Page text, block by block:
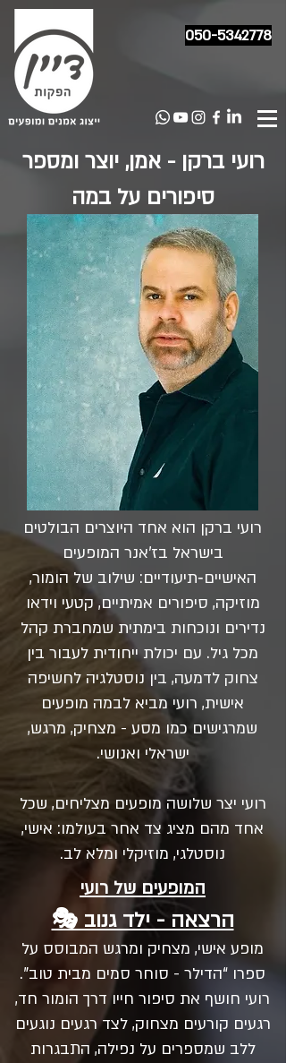
050-5342778
רועי ברקן - אמן, יוצר ומספר
סיפורים על במה
רועי ברקן הוא אחד היוצרים הבולטים
בישראל בז’אנר המופעים
האישיים‑תיעודיים: שילוב של הומור,
מוזיקה, סיפורים אמיתיים, קטעי וידאו
נדירים ונוכחות בימתית שמחברת קהל
מכל גיל. עם יכולת ייחודית לעבור בין
צחוק לדמעה, בין נוסטלגיה לחשיפה
אישית, רועי מביא לבמה מופעים
שמרגישים כמו מסע - מצחיק, מרגש,
ישראלי ואנושי.
רועי יצר שלושה מופעים מצליחים, שכל
אחד מהם מציג צד אחר בעולמו: אישי,
נוסטלגי, מוזיקלי ומלא לב.
המופעים של רועי
הרצאה - ילד גנוב 🎭
מופע אישי, מצחיק ומרגש המבוסס על
ספרו “הדילר - סוחר סמים מבית טוב”.
רועי חושף את סיפור חייו דרך הומור חד,
רגעים קורעים מצחוק, לצד רגעים נוגעים
ללב שמספרים על נפילה, התבגרות